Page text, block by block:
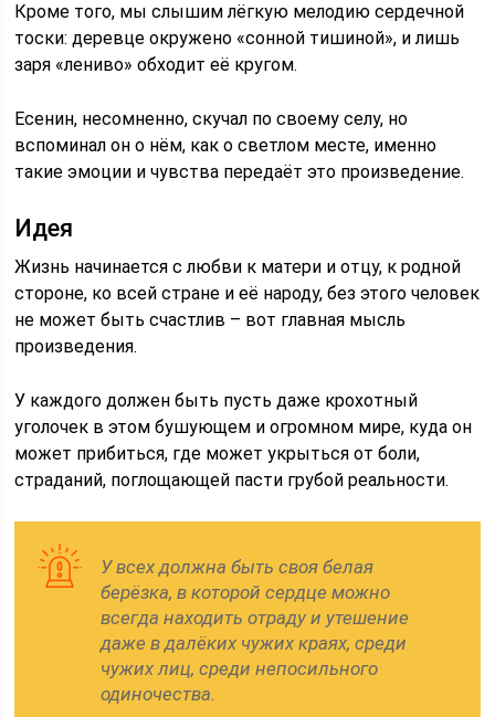
Кроме того, мы слышим лёгкую мелодию сердечной
тоски: деревце окружено «сонной тишиной», и лишь
заря «лениво» обходит её кругом.
Есенин, несомненно, скучал по своему селу, но
вспоминал он о нём, как о светлом месте, именно
такие эмоции и чувства передаёт это произведение.
Идея
Жизнь начинается с любви к матери и отцу, к родной
стороне, ко всей стране и её народу, без этого человек
не может быть счастлив – вот главная мысль
произведения.
У каждого должен быть пусть даже крохотный
уголочек в этом бушующем и огромном мире, куда он
может прибиться, где может укрыться от боли,
страданий, поглощающей пасти грубой реальности.
У всех должна быть своя белая
берёзка, в которой сердце можно
всегда находить отраду и утешение
даже в далёких чужих краях, среди
чужих лиц, среди непосильного
одиночества.